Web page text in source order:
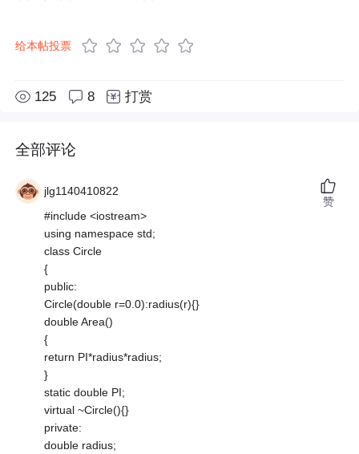
给本帖投票
125 8 打赏
全部评论
jlg1140410822
#include <iostream>
using namespace std;
class Circle
{
public:
Circle(double r=0.0):radius(r){}
double Area()
{
return PI*radius*radius;
}
static double PI;
virtual ~Circle(){}
private:
double radius;
赞